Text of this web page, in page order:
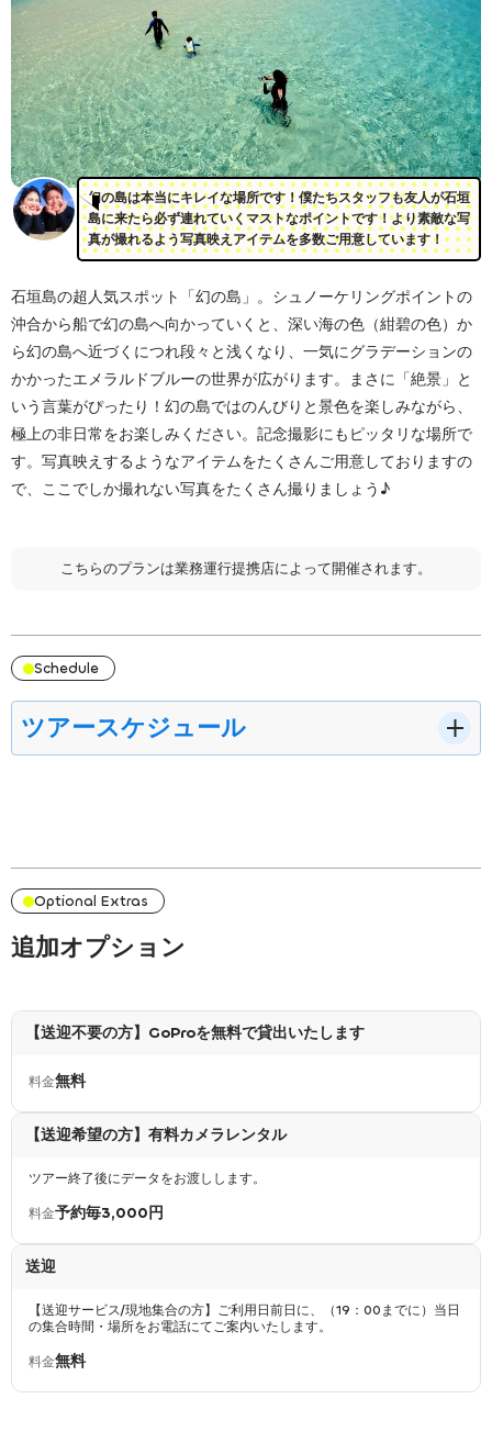
石垣島の超人気スポット「幻の島」。シュノーケリングポイントの
沖合から船で幻の島へ向かっていくと、深い海の色（紺碧の色）か
ら幻の島へ近づくにつれ段々と浅くなり、一気にグラデーションの
かかったエメラルドブルーの世界が広がります。まさに「絶景」と
いう言葉がぴったり！幻の島ではのんびりと景色を楽しみながら、
極上の非日常をお楽しみください。記念撮影にもピッタリな場所で
す。写真映えするようなアイテムをたくさんご用意しておりますの
で、ここでしか撮れない写真をたくさん撮りましょう♪
幻の島は本当にキレイな場所です！僕たちスタッフも友人が石垣
島に来たら必ず連れていくマストなポイントです！より素敵な写
真が撮れるよう写真映えアイテムを多数ご用意しています！
こちらのプランは業務運行提携店によって開催されます。
Schedule
ツアースケジュール
8:00 - 8:30
ご宿泊先へお迎えに上がります。（市街地エリアに限ります） レンタカー
乗船～出港
乗船していただき、当日のツアーの流れやボートトイレの使用方法など乗船
に際しての簡単なご説明を行います。（約5分程度） 当日ご案内させてい
ただくスタッフの自己紹介をさせていただき、さぁ出港です！
ウミガメorマンタポイント到着
イントへ到着です。ポイントへ到着後は、シュノーケリングの講習をいたし
ますので、シュノーケル初心者の方でも安心して泳ぐことができます。講習
後は、いざウミガメやマンタを探しにシュノーケリング開始。当日の天候や
長が向かいます。シュノーケリングポイントでの滞在時間は約50分。たっ
Optional Extras
追加オプション
【送迎不要の方】GoProを無料で貸出いたします
料金無料
【送迎希望の方】有料カメラレンタル
ツアー終了後にデータをお渡しします。
料金予約毎3,000円
送迎
【送迎サービス/現地集合の方】ご利用日前日に、（19：00までに）当日
の集合時間・場所をお電話にてご案内いたします。
料金無料